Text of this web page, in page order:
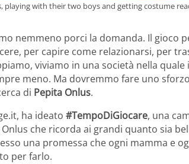
with their two boys and getting costume
nemmeno porci la domanda. Il gioco
per capire come relazionarsi, per
viviamo in una società nella quale
meno. Ma dovremmo fare uno
di Pepita Onlus.
ha ideato #TempoDiGiocare, una
che ricorda ai grandi quanto sia
una promessa che ogni mamma e
per farlo.